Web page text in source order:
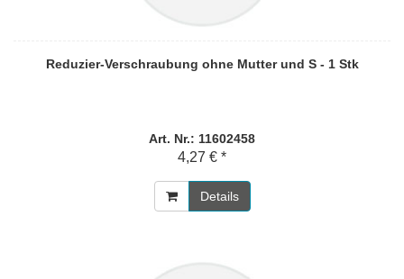
Reduzier-Verschraubung ohne Mutter und S - 1 Stk
Art. Nr.: 11602458
4,27 € *
Details